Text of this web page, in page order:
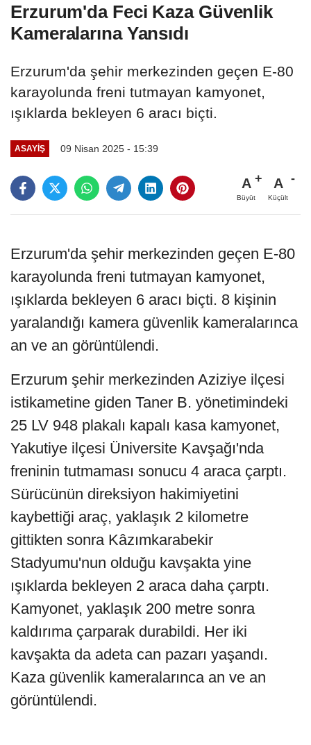
Erzurum'da Feci Kaza Güvenlik
Kameralarına Yansıdı
Erzurum'da şehir merkezinden geçen E-80
karayolunda freni tutmayan kamyonet,
ışıklarda bekleyen 6 aracı biçti.
ASAYIŞ 09 Nisan 2025 - 15:39
A
Büyüt
A
Küçült
Erzurum'da şehir merkezinden geçen E-80
karayolunda freni tutmayan kamyonet,
ışıklarda bekleyen 6 aracı biçti. 8 kişinin
yaralandığı kamera güvenlik kameralarınca
an ve an görüntülendi.
Erzurum şehir merkezinden Aziziye ilçesi
istikametine giden Taner B. yönetimindeki
25 LV 948 plakalı kapalı kasa kamyonet,
Yakutiye ilçesi Üniversite Kavşağı'nda
freninin tutmaması sonucu 4 araca çarptı.
Sürücünün direksiyon hakimiyetini
kaybettiği araç, yaklaşık 2 kilometre
gittikten sonra Kâzımkarabekir
Stadyumu'nun olduğu kavşakta yine
ışıklarda bekleyen 2 araca daha çarptı.
Kamyonet, yaklaşık 200 metre sonra
kaldırıma çarparak durabildi. Her iki
kavşakta da adeta can pazarı yaşandı.
Kaza güvenlik kameralarınca an ve an
görüntülendi.